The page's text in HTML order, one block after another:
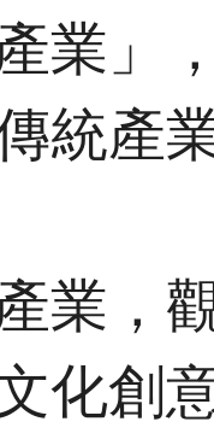
業」
統產
業，
化創